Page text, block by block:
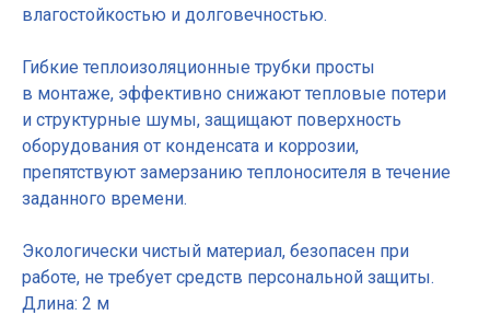
влагостойкостью и долговечностью.
Гибкие теплоизоляционные трубки просты
в монтаже, эффективно снижают тепловые потери
и структурные шумы, защищают поверхность
оборудования от конденсата и коррозии,
препятствуют замерзанию теплоносителя в течение
заданного времени.
Экологически чистый материал, безопасен при
работе, не требует средств персональной защиты.
Длина: 2 м